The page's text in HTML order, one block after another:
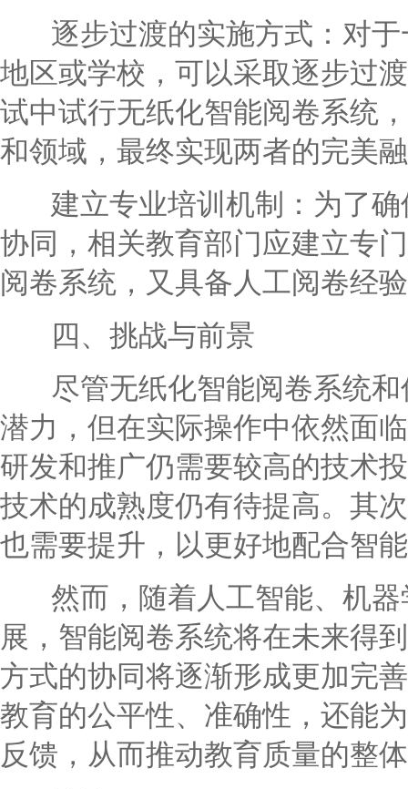
逐步过渡的实施方式：对于
地区或学校，可以采取逐步过
试中试行无纸化智能阅卷系统
和领域，最终实现两者的完美
建立专业培训机制：为了确
协同，相关教育部门应建立专
阅卷系统，又具备人工阅卷经
四、挑战与前景
尽管无纸化智能阅卷系统和
潜力，但在实际操作中依然面
研发和推广仍需要较高的技术
技术的成熟度仍有待提高。其
也需要提升，以更好地配合智
然而，随着人工智能、机器
展，智能阅卷系统将在未来得
方式的协同将逐渐形成更加完
教育的公平性、准确性，还能
反馈，从而推动教育质量的整